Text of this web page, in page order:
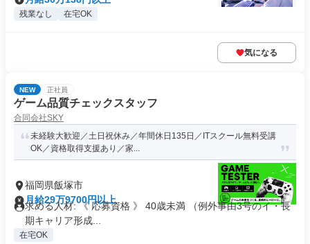
残業なし 在宅OK
気になる
NEW 正社員
ゲーム品質チェックスタッフ
合同会社SKY
未経験大歓迎／土日祝休み／年間休日135日／ITスクール無料受講
OK／資格取得支援あり／家...
福岡県飯塚市
月給29万9700円以上
求める人材: 《 応募資格 》 40歳未満 （例外事由3号のイ・長
期キャリア形成...
在宅OK